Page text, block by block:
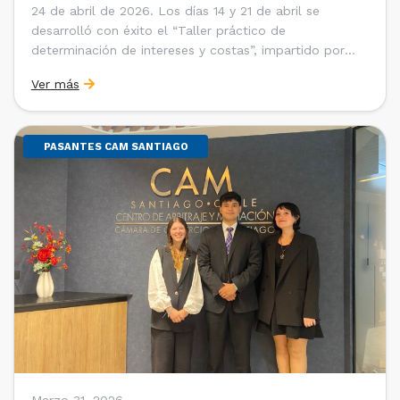
24 de abril de 2026. Los días 14 y 21 de abril se
desarrolló con éxito el “Taller práctico de
determinación de intereses y costas”, impartido por
Universidad Católica de Chile y Magíster en Economía
de la Universidad de Chicago) y María Luisa Petitpas
[…]
Ver más
PASANTES CAM SANTIAGO